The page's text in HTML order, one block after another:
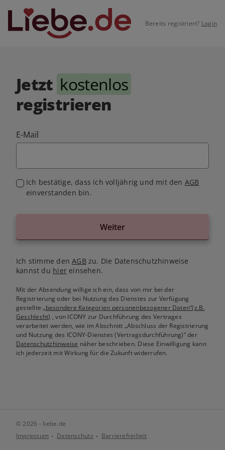
Bereits registriert? Login
Jetzt kostenlos
registrieren
E-Mail
Ich bestätige, dass ich volljährig und mit den AGB
einverstanden bin.
Weiter
Ich stimme denAGB zu. Die Datenschutzhinweise
kannst du hiereinsehen.
Mit der Absendung willige ich ein, dass von mir bei der
Registrierung oder bei Nutzung des Dienstes zur Verfügung
gestellte„besondere Kategorien personenbezogener Daten“(z.B.
Geschlecht) , von ICONY zur Durchführung des Vertrages
verarbeitet werden, wie im Abschnitt „Abschluss der Registrierung
und Nutzung des ICONY-Dienstes (Vertragsdurchführung)“ der
Datenschutzhinweise näher beschrieben. Diese Einwilligung kann
ich jederzeit mit Wirkung für die Zukunft widerrufen.
© 2026 - liebe.de
Impressum
Datenschutz Barrierefreiheit